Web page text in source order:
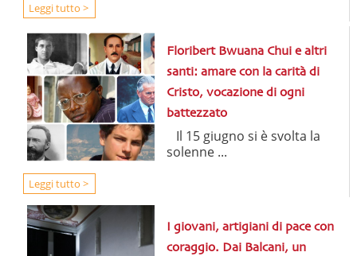
Leggi tutto >
Floribert Bwuana Chui e altri
santi: amare con la carità di
Cristo, vocazione di ogni
battezzato
Il 15 giugno si è svolta la
solenne ...
Leggi tutto >
I giovani, artigiani di pace con
coraggio. Dai Balcani, un